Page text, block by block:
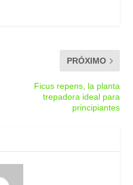
PRÓXIMO
Ficus repens, la planta
trepadora ideal para
principiantes